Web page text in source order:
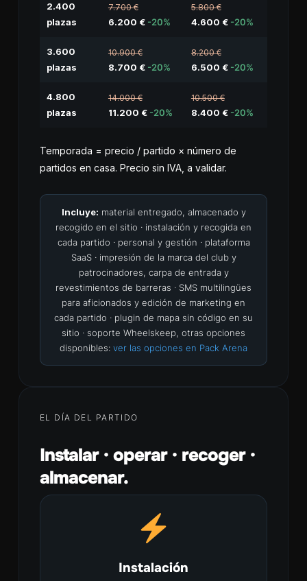
2.400
plazas
7.700 €
6.200 € -20%
5.800 €
4.600 € -20%
3.600
plazas
10.900 €
8.700 € -20%
8.200 €
6.500 € -20%
4.800
plazas
14.000 €
11.200 € -20%
10.500 €
8.400 € -20%
Temporada = precio / partido × número de
partidos en casa. Precio sin IVA, a validar.
Incluye: material entregado, almacenado y
recogido en el sitio · instalación y recogida en
cada partido · personal y gestión · plataforma
SaaS · impresión de la marca del club y
patrocinadores, carpa de entrada y
revestimientos de barreras · SMS multilingües
para aficionados y edición de marketing en
cada partido · plugin de mapa sin código en su
sitio · soporte Wheelskeep, otras opciones
disponibles: ver las opciones en Pack Arena
EL DÍA DEL PARTIDO
Instalar · operar · recoger ·
almacenar.
Instalación